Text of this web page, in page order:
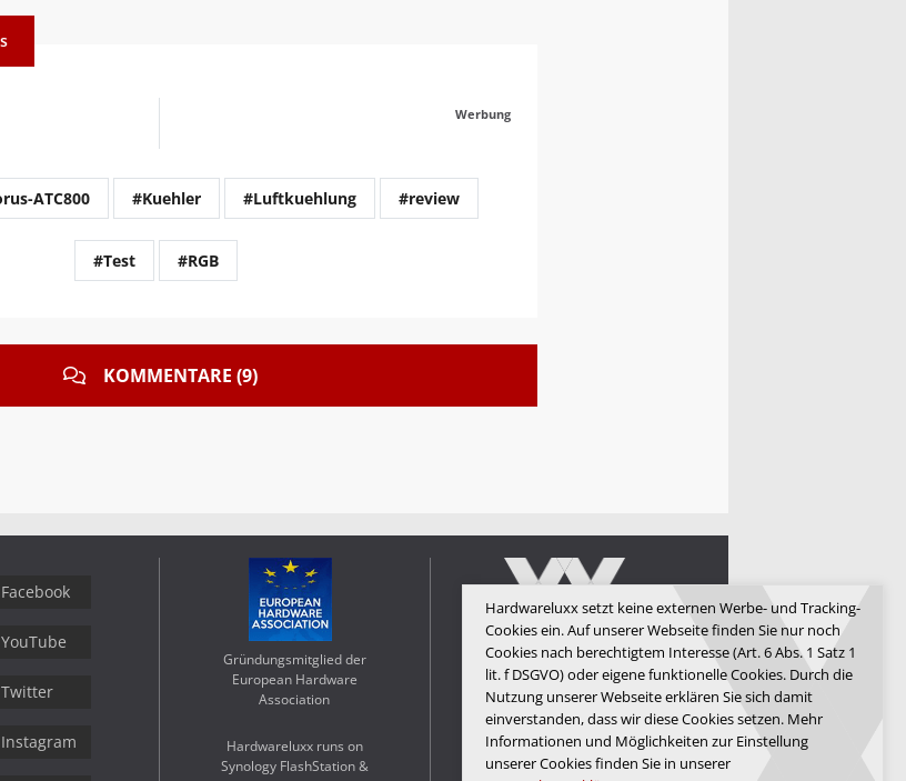
Werbung
ATC800 #Kuehler #Luftkuehlung #review
#Test #RGB
KOMMENTARE (9)
Hardwareluxx setzt keine externen Werbe- und Tracking-
Cookies ein. Auf unserer Webseite finden Sie nur noch
Cookies nach berechtigtem Interesse (Art. 6 Abs. 1 Satz 1
lit. f DSGVO) oder eigene funktionelle Cookies. Durch die
Nutzung unserer Webseite erklären Sie sich damit
einverstanden, dass wir diese Cookies setzen. Mehr
Informationen und Möglichkeiten zur Einstellung
unserer Cookies finden Sie in unserer
Facebook
YouTube
Twitter
Instagram
Gründungsmitglied der
European Hardware
Association
Hardwareluxx runs on
Synology FlashStation &
Hardwareluxx Media GmbH
© Copyright 2026 Hardwareluxx
Media GmbH